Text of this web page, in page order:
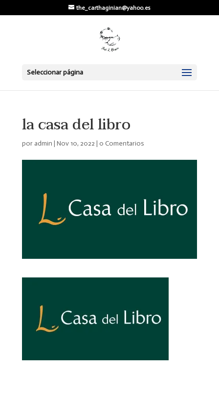
the_carthaginian@yahoo.es
Seleccionar página
la casa del libro
por admin | Nov 10, 2022 | 0 Comentarios